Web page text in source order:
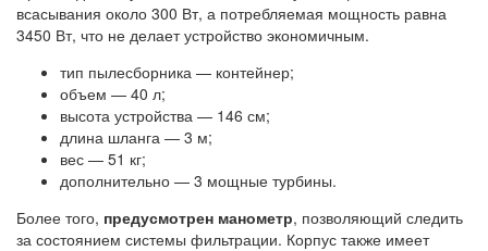
всасывания около 300 Вт, а потребляемая мощность равна
3450 Вт, что не делает устройство экономичным.
тип пылесборника — контейнер;
объем — 40 л;
высота устройства — 146 см;
длина шланга — 3 м;
вес — 51 кг;
дополнительно — 3 мощные турбины.
Более того, предусмотрен манометр, позволяющий следить
за состоянием системы фильтрации. Корпус также имеет